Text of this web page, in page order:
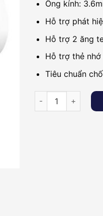
Ống kính:
Hỗ trợ phát
Hỗ trợ 2 ăng
Hỗ trợ thẻ
Tiêu chuẩn
Camera IP WIFI